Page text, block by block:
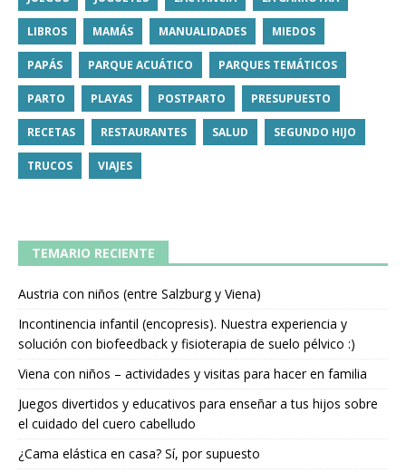
LIBROS MAMÁS MANUALIDADES MIEDOS
PAPÁS PARQUE ACUÁTICO PARQUES TEMÁTICOS
PARTO PLAYAS POSTPARTO PRESUPUESTO
RECETAS RESTAURANTES SALUD SEGUNDO HIJO
TRUCOS VIAJES
TEMARIO RECIENTE
Austria con niños (entre Salzburg y Viena)
Incontinencia infantil (encopresis). Nuestra experiencia y
solución con biofeedback y fisioterapia de suelo pélvico :)
Viena con niños – actividades y visitas para hacer en familia
Juegos divertidos y educativos para enseñar a tus hijos sobre
el cuidado del cuero cabelludo
¿Cama elástica en casa? Sí, por supuesto